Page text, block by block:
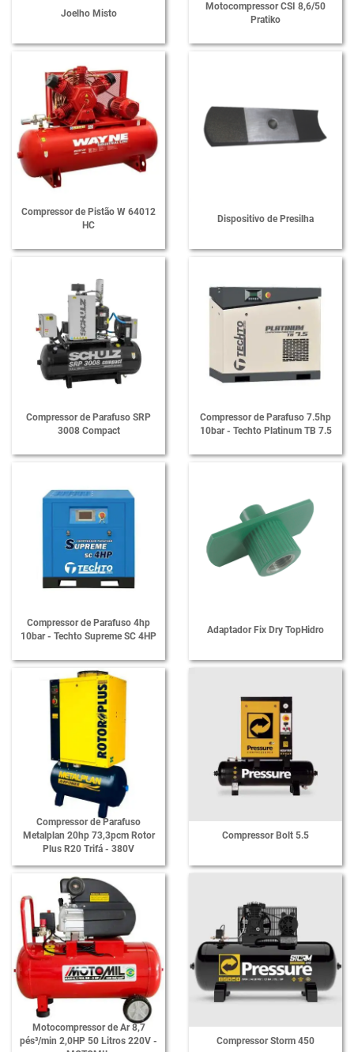
Joelho Misto
Motocompressor CSI 8,6/50
Pratiko
Compressor de Pistão W 64012
HC
Dispositivo de Presilha
Compressor de Parafuso SRP
3008 Compact
Compressor de Parafuso 7.5hp
10bar - Techto Platinum TB 7.5
Compressor de Parafuso 4hp
10bar - Techto Supreme SC 4HP
Adaptador Fix Dry TopHidro
Compressor de Parafuso
Metalplan 20hp 73,3pcm Rotor
Plus R20 Trifá - 380V
Compressor Bolt 5.5
Motocompressor de Ar 8,7
pés³/min 2,0HP 50 Litros 220V -
Compressor Storm 450